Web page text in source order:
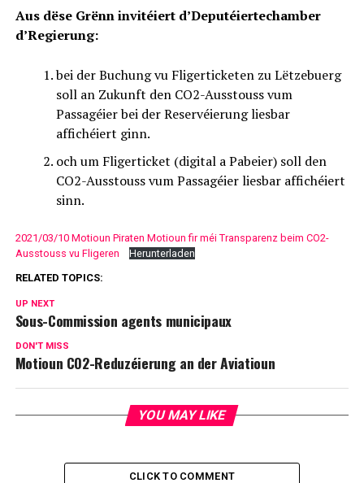
Aus dëse Grënn invitéiert d’Deputéiertechamber
d’Regierung:
bei der Buchung vu Fligerticketen zu Lëtzebuerg
soll an Zukunft den CO2-Ausstouss vum
Passagéier bei der Reservéierung liesbar
affichéiert ginn.
och um Fligerticket (digital a Pabeier) soll den
CO2-Ausstouss vum Passagéier liesbar affichéiert
sinn.
2021/03/10 Motioun Piraten Motioun fir méi Transparenz beim CO2-
Ausstouss vu Fligeren
Herunterladen
RELATED TOPICS:
UP NEXT
Sous-Commission agents municipaux
DON'T MISS
Motioun CO2-Reduzéierung an der Aviatioun
YOU MAY LIKE
CLICK TO COMMENT